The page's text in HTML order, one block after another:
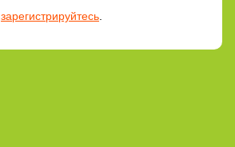
зарегистрируйтесь